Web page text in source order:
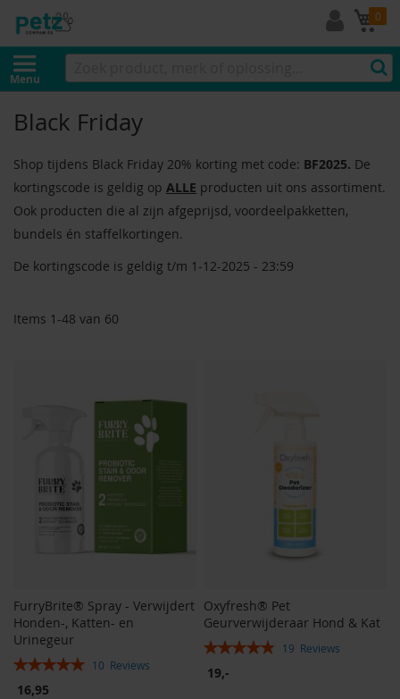
0
Menu
Black Friday
Shop tijdens Black Friday 20% korting met code: BF2025. De
kortingscode is geldig op ALLE producten uit ons assortiment.
Ook producten die al zijn afgeprijsd, voordeelpakketten,
bundels én staffelkortingen.
De kortingscode is geldig t/m 1-12-2025 - 23:59
Items 1 -48 van 60
FurryBrite® Spray - Verwijdert
Honden-, Katten- en
Urinegeur
Rating:
10 Reviews
16,95
Oxyfresh® Pet
Geurverwijderaar Hond & Kat
Rating:
19 Reviews
19,-